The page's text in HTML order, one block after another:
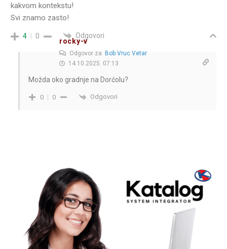
kakvom kontekstu!
Svi znamo zasto!
4 0 Odgovori
rocky-v
Odgovor za
Bob Vruc Vetar
14.10.2025. 07:13
Možda oko gradnje na Dorćolu?
0 0 Odgovori